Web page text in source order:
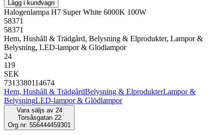
Lägg i kundvagn
Halogenlampa H7 Super White 6000K 100W
58371
58371
Hem, Hushåll & Trädgård, Belysning & Elprodukter, Lampor &
Belysning, LED-lampor & Glödlampor
24
119
SEK
7313380114674
Hem, Hushåll & TrädgårdBelysning & ElprodukterLampor &
BelysningLED-lampor & Glödlampor
Vara säljs av 24
Torsåsgatan 22
Org.nr: 556444459301